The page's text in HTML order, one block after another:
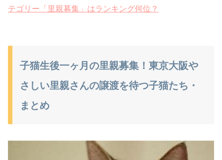
テゴリー「里親募集」はランキング何位？
子猫生後一ヶ月の里親募集！東京大阪や
さしい里親さんの譲渡を待つ子猫たち・
まとめ